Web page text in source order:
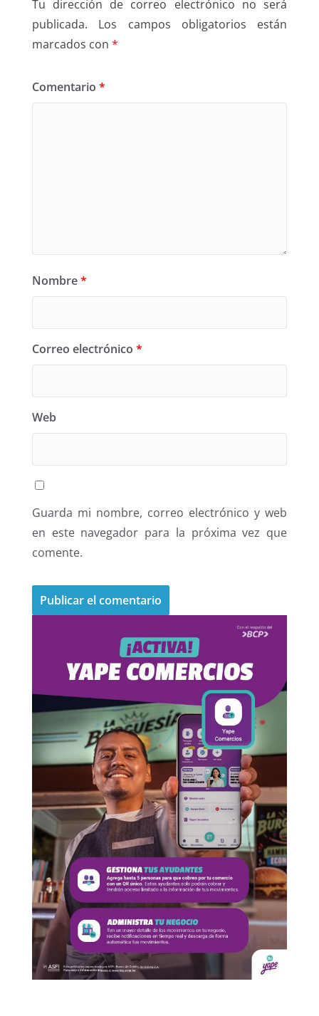
Tu dirección de correo electrónico no será
publicada.
Los campos obligatorios están
marcados con *
Comentario *
Nombre*
Correo electrónico *
Web
Guarda mi nombre, correo electrónico y web
en este navegador para la próxima vez que
comente.